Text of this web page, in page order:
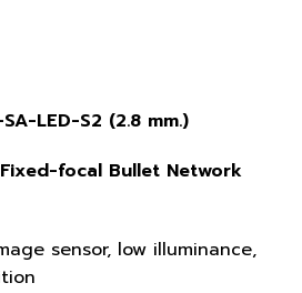
LED-S2 (2.8 mm.)
focal Bullet Network
sensor, low illuminance,